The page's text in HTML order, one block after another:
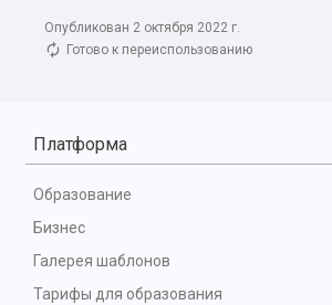
Опубликован 2 октября 2022 г.
Готово к переиспользованию
Платформа
Образование
Бизнес
Галерея шаблонов
Тарифы для образования